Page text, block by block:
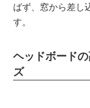
ばず、窓から差し
す。
ヘッドボード
ズ